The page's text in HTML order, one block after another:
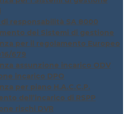
responsabilità SA 8000
dei Sistemi di gestione
per il regolamento Europeo
679
assunzione incarico ODV
incarico DPO
per piano H.A.C.C.P.
dell’incarico di RSPP
rischi DVR